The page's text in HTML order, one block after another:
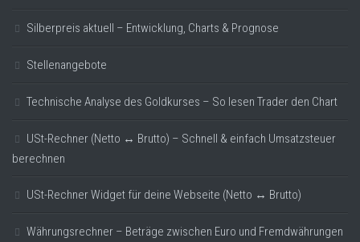
Silberpreis aktuell – Entwicklung, Charts & Prognose
Stellenangebote
Technische Analyse des Goldkurses – So lesen Trader den Chart
USt-Rechner (Netto ↔ Brutto) – Schnell & einfach Umsatzsteuer
berechnen
USt-Rechner Widget für deine Webseite (Netto ↔ Brutto)
Währungsrechner – Beträge zwischen Euro und Fremdwährungen